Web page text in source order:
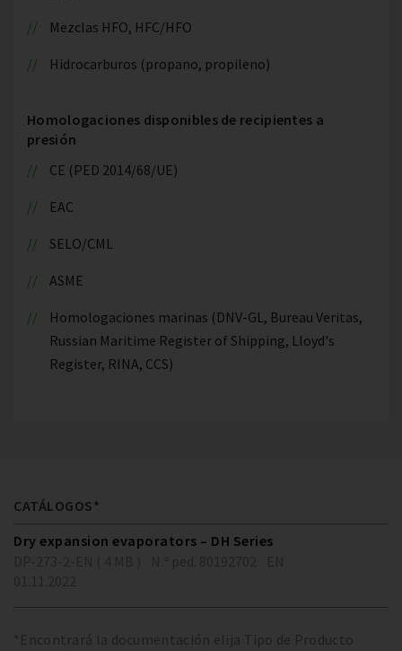
Mezclas HFO, HFC/HFO
Hidrocarburos (propano, propileno)
Homologaciones disponibles de recipientes a
presión
CE (PED 2014/68/UE)
EAC
SELO/CML
ASME
Homologaciones marinas (DNV-GL, Bureau Veritas,
Russian Maritime Register of Shipping, Lloyd's
Register, RINA, CCS)
CATÁLOGOS*
Dry expansion evaporators – DH Series
*Encontrará la documentación elija Tipo de Producto